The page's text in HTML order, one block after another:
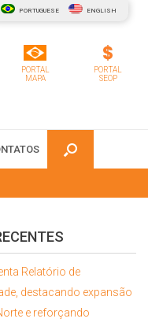
PORTUGUESE ENGLISH
PORTAL
MAPA
PORTAL
SEOP
Relatório de
destacando expansão
e reforçando